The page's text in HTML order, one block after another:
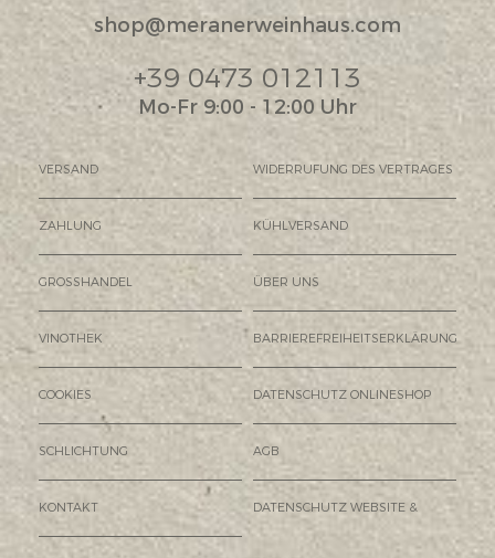
shop@meranerweinhaus.com
+39 0473 012113
Mo-Fr 9:00 - 12:00 Uhr
VERSAND WIDERRUFUNG DES VERTRAGES
ZAHLUNG KÜHLVERSAND
GROSSHANDEL ÜBER UNS
VINOTHEK BARRIEREFREIHEITSERKLÄRUNG
COOKIES DATENSCHUTZ ONLINESHOP
SCHLICHTUNG AGB
KONTAKT DATENSCHUTZ WEBSITE &